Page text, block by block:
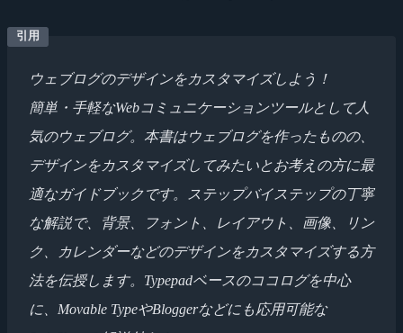
ウェブログのデザインをカスタマイズしよう！
簡単・手軽なWebコミュニケーションツールとして人
気のウェブログ。本書はウェブログを作ったものの、
デザインをカスタマイズしてみたいとお考えの方に最
適なガイドブックです。ステップバイステップの丁寧
な解説で、背景、フォント、レイアウト、画像、リン
ク、カレンダーなどのデザインをカスタマイズする方
法を伝授します。Typepadベースのココログを中心
に、Movable TypeやBloggerなどにも応用可能な